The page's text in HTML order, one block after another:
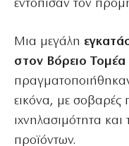
εντόπισαν τον
Μια μεγάλη
στον Βόρειο
εικόνα, με σοβαρές
ιχνηλασιμότητα
προϊόντων.